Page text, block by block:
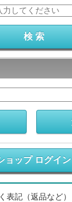
ョップ ログイン
表記（返品など）